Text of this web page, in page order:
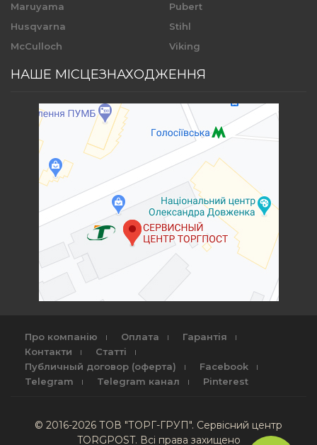
Maruyama
Husqvarna
McCulloch
Pubert
Stihl
Viking
НАШЕ МІСЦЕЗНАХОДЖЕННЯ
Про компанію Оплата
Гарантія
Контакти
Статті
Публичный договор (оферта)
Facebook
Telegram
Telegram канал Pinterest
© 2016-2026 ТОВ "ТОРГ-ГРУП". Сервісний центр
TORGPOST. Всі права захищено